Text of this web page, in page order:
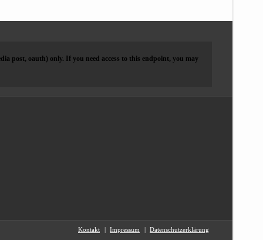
post, oauth) only. If you need access to this endpoint, you may
Kontakt Impressum Datenschutzerklärung